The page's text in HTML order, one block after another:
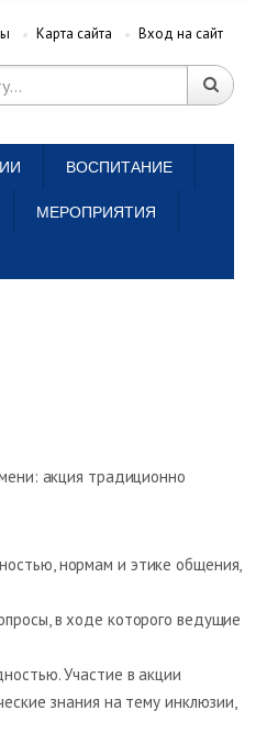
Карта сайта Вход на сайт
ВОСПИТАНИЕ
МЕРОПРИЯТИЯ
акция традиционно
нормам и этике общения,
в ходе которого ведущие
Участие в акции
знания на тему инклюзии,